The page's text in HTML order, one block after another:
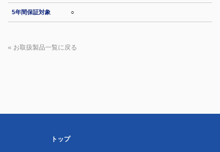
5年間保証対象 ○
« お取扱製品一覧に戻る
トップ